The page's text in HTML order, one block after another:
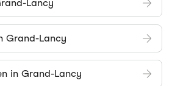
Lancy
Grand-Lancy
in Grand-Lancy